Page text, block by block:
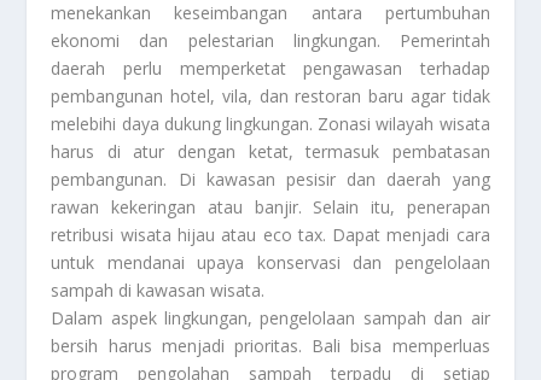
menekankan keseimbangan antara pertumbuhan
ekonomi dan pelestarian lingkungan. Pemerintah
daerah perlu memperketat pengawasan terhadap
pembangunan hotel, vila, dan restoran baru agar tidak
melebihi daya dukung lingkungan. Zonasi wilayah wisata
harus di atur dengan ketat, termasuk pembatasan
pembangunan. Di kawasan pesisir dan daerah yang
rawan kekeringan atau banjir. Selain itu, penerapan
retribusi wisata hijau atau eco tax. Dapat menjadi cara
untuk mendanai upaya konservasi dan pengelolaan
sampah di kawasan wisata.
Dalam aspek lingkungan, pengelolaan sampah dan air
bersih harus menjadi prioritas. Bali bisa memperluas
program pengolahan sampah terpadu di setiap